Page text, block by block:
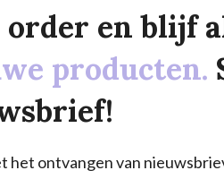
en blijf
producten.
het ontvangen van